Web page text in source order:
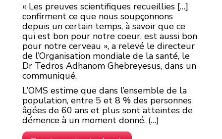
« Les preuves scientifiques recueillies […]
confirment ce que nous soupçonnons
depuis un certain temps, à savoir que ce
qui est bon pour notre coeur, est aussi bon
pour notre cerveau », a relevé le directeur
de l’Organisation mondiale de la santé, le
Dr Tedros Adhanom Ghebreyesus, dans un
communiqué.
L’OMS estime que dans l’ensemble de la
population, entre 5 et 8 % des personnes
âgées de 60 ans et plus sont atteintes de
démence à un moment donné. (…)